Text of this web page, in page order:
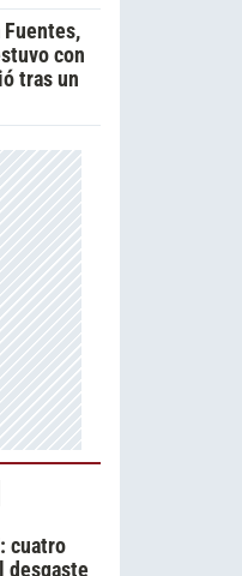
con
tras un
cuatro
desgaste